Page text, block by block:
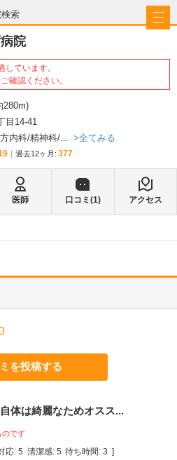
索
院
ています。
確認ください。
280m)
目14-41
内科 精神科 ... 全てみる
過去12ヶ月: 377
医師 口コミ(1) アクセス
を投稿する
体は綺麗なためオスス...
のです
応: 5 清潔感: 5 待ち時間: 3 ]